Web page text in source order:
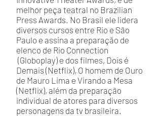
melhor peça teatral no Brazilian
Press Awards. No Brasil ele lidera
diversos cursos entre Rio e São
Paulo e assina a preparação de
elenco de Rio Connection
(Globoplay) e dos filmes, Dois é
Demais (Netflix), O homem de Ouro
de Mauro Lima e Virando a Mesa
(Netflix), além da preparação
individual de atores para diversos
personagens da tv brasileira.